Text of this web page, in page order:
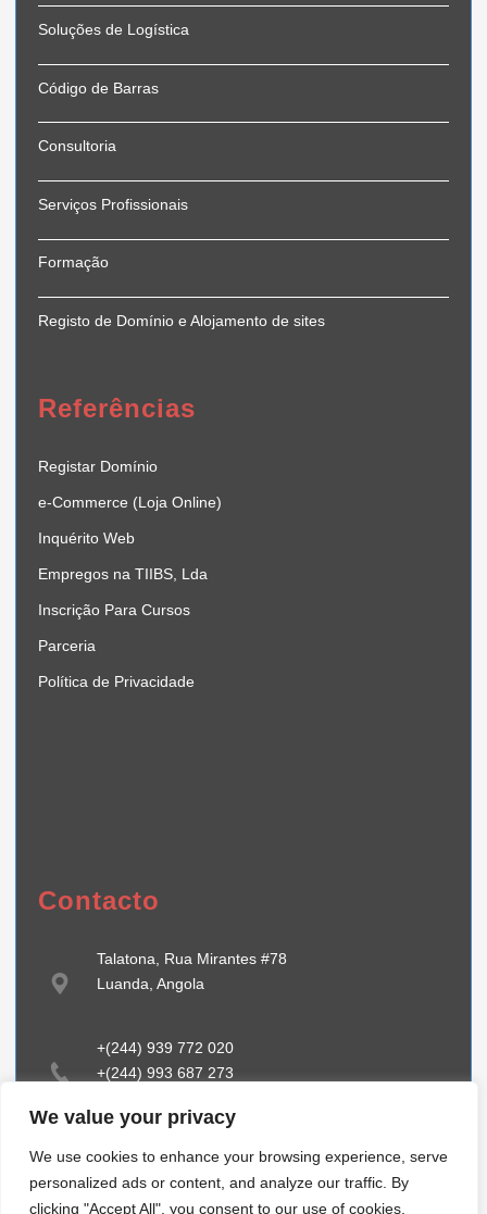
We value your privacy
We use cookies to enhance your browsing experience, serve
personalized ads or content, and analyze our traffic. By
clicking "Accept All", you consent to our use of cookies.
Soluções de Logística
Código de Barras
Consultoria
Serviços Profissionais
Formação
Registo de Domínio e Alojamento de sites
Referências
Registar Domínio
e-Commerce (Loja Online)
Inquérito Web
Empregos na TIIBS, Lda
Inscrição Para Cursos
Parceria
Política de Privacidade
Contacto
Talatona, Rua Mirantes #78
Luanda, Angola
+(244) 939 772 020
+(244) 993 687 273
www.tiibstechnnology.com